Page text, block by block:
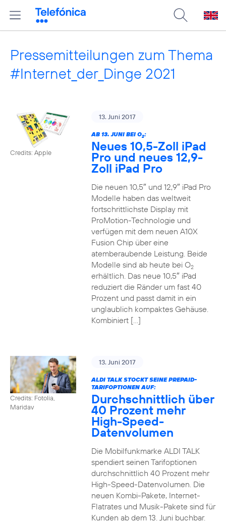
Pressemitteilungen zum Thema
#Internet_der_Dinge 2021
Credits: Apple
13. Juni 2017
AB 13. JUNI BEI O2:
Neues 10,5-Zoll iPad
Pro und neues 12,9-
Zoll iPad Pro
Die neuen 10,5″ und 12,9″ iPad Pro
Modelle haben das weltweit
fortschrittlichste Display mit
ProMotion-Technologie und
verfügen mit dem neuen A10X
Fusion Chip über eine
atemberaubende Leistung. Beide
Modelle sind ab heute bei O2
erhältlich. Das neue 10,5″ iPad
reduziert die Ränder um fast 40
Prozent und passt damit in ein
unglaublich kompaktes Gehäuse.
Kombiniert […]
Credits: Fotolia,
Maridav
13. Juni 2017
ALDI TALK STOCKT SEINE PREPAID-
TARIFOPTIONEN AUF:
Durchschnittlich über
40 Prozent mehr
High-Speed-
Datenvolumen
Die Mobilfunkmarke ALDI TALK
spendiert seinen Tarifoptionen
durchschnittlich 40 Prozent mehr
High-Speed-Datenvolumen. Die
neuen Kombi-Pakete, Internet-
Flatrates und Musik-Pakete sind für
Kunden ab dem 13. Juni buchbar.